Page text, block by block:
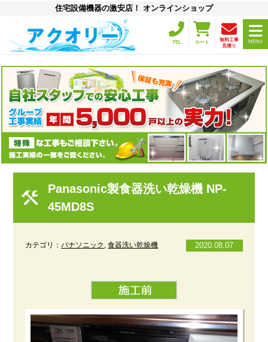
住宅設備機器の激安店！ オンラインショップ
TEL カート
無料工事
見積り
MENU
Panasonic製食器洗い乾燥機 NP-
45MD8S
カテゴリ：パナソニック ,食器洗い乾燥機 2020.08.07